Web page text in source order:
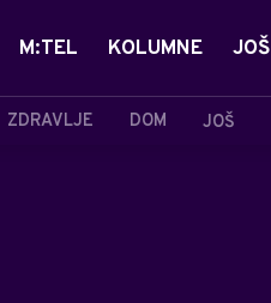
ZDRAVLJE DOM JOŠ
M:TEL KOLUMNE JOŠ